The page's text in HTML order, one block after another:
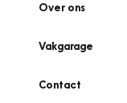
Over ons
Vakgarage
Contact